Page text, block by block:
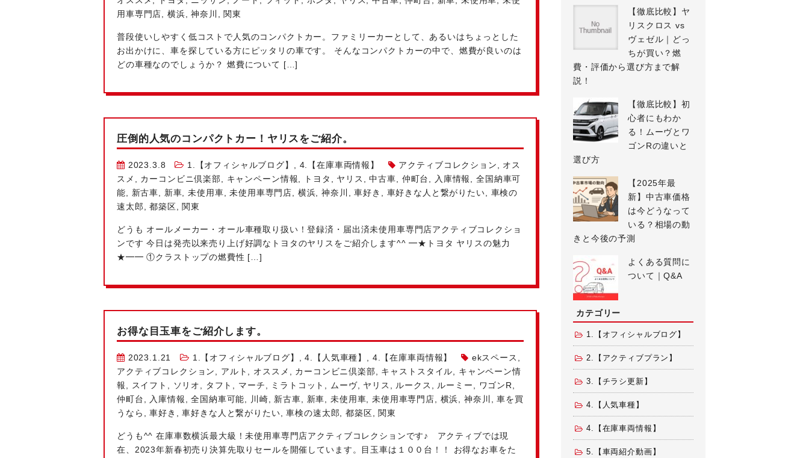
用車専門店, 横浜,神奈川 , 関東
普段使いしやすく低コストで人気のコンパクトカー。ファミリーカーとして、あるいはちょっとした
お出かけに、車を探している方にピッタリの車です。 そんなコンパクトカーの中で、燃費が良いのは
どの車種なのでしょうか？ 燃費について […]
圧倒的人気のコンパクトカー！ヤリスをご紹介。
2023.3.8 1.【オフィシャルブログ】 , 4.【在庫車両情報】 アクティブコレクション, オス
スメ , カーコンビニ倶楽部, キャンペーン情報, トヨタ , ヤリス ,中古車, 仲町台, 入庫情報, 全国納車可
能, 新古車, 新車,未使用車,未使用車専門店, 横浜,神奈川 ,車好き , 車好きな人と繋がりたい, 車検の
速太郎,都築区, 関東
どうも オールメーカー・オール車種取り扱い！登録済・届出済未使用車専門店アクティブコレクショ
ンです 今日は発売以来売り上げ好調なトヨタのヤリスをご紹介します^^ ━★トヨタ ヤリスの魅力
★━━ ①クラストップの燃費性 […]
お得な目玉車をご紹介します。
2023.1.21 1.【オフィシャルブログ】 ,4.【人気車種】 , 4.【在庫車両情報】 ekスペース ,
アクティブコレクション, アルト , オススメ , カーコンビニ倶楽部, キャストスタイル, キャンペーン情
報, スイフト , ソリオ, タフト , マーチ, ミラトコット , ムーヴ, ヤリス , ルークス , ルーミー, ワゴンR,
仲町台, 入庫情報,全国納車可能, 川崎, 新古車, 新車, 未使用車,未使用車専門店, 横浜, 神奈川 ,車を買
うなら ,車好き ,車好きな人と繋がりたい,車検の速太郎,都築区, 関東
どうも^^ 在庫車数横浜最大級！未使用車専門店アクティブコレクションです♪ アクティブでは現
在、2023年新春初売り決算先取りセールを開催しています。目玉車は１００台！！ お得なお車をた
【徹底比較】ヤ
リスクロス vs
ヴェゼル｜どっ
ちが買い？燃
費・評価から選び方まで解
説！
【徹底比較】初
心者にもわか
る！ムーヴとワ
ゴンRの違いと
選び方
【2025年最
新】中古車価格
は今どうなって
いる？相場の動
きと今後の予測
よくある質問に
ついて｜Q&A
カテゴリー
1.【オフィシャルブログ】
2.【アクティブプラン】
3.【チラシ更新】
4.【人気車種】
4.【在庫車両情報】
5.【車両紹介動画】